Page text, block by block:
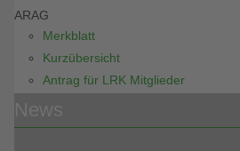
ARAG
Merkblatt
Kurzübersicht
Antrag für LRK Mitglieder